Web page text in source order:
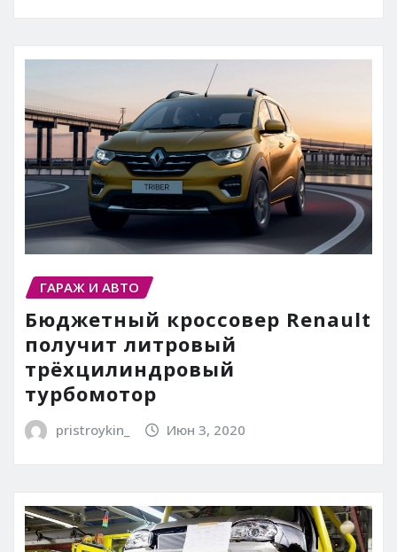
ГАРАЖ И АВТО
Бюджетный кроссовер Renault
получит литровый
трёхцилиндровый
турбомотор
pristroykin_ Июн 3, 2020